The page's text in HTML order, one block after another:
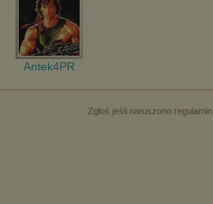
Antek4PR
Zgłoś jeśli naruszono regulamin